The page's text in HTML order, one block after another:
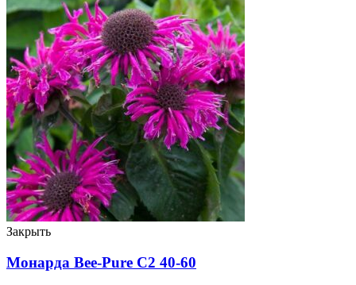
Закрыть
Монарда Bee-Pure C2 40-60